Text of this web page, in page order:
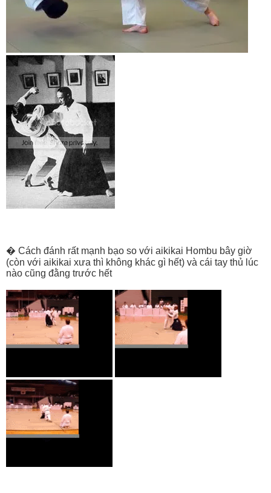
� Cách đánh rất mạnh bạo so với aikikai Hombu bây giờ
(còn với aikikai xưa thì không khác gì hết) và cái tay thủ lúc
nào cũng đằng trước hết